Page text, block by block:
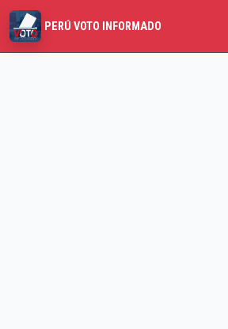
PERÚ VOTO INFORMADO